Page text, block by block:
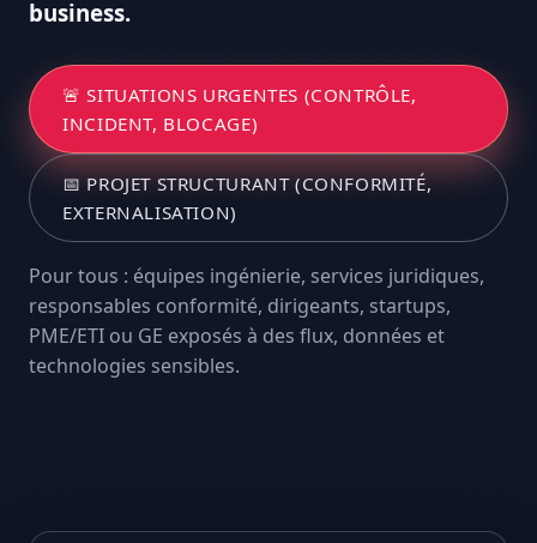
business.
🚨 SITUATIONS URGENTES (CONTRÔLE,
INCIDENT, BLOCAGE)
📅 PROJET STRUCTURANT (CONFORMITÉ,
EXTERNALISATION)
Pour tous : équipes ingénierie, services juridiques,
responsables conformité, dirigeants, startups,
PME/ETI ou GE exposés à des flux, données et
technologies sensibles.